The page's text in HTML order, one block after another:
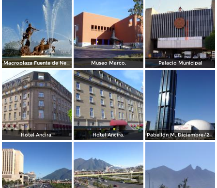
Macroplaza Fuente de Neptuno Museo Marco. Palacio Municipal
Hotel Ancira. Hotel Ancira. Pabellón M. Diciembre/2016